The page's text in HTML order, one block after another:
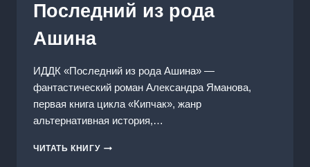
Последний из рода
Ашина
ИДДК «Последний из рода Ашина» —
фантастический роман Александра Яманова,
первая книга цикла «Кипчак», жанр
альтернативная история,…
ЧИТАТЬ КНИГУКИПЧАК.